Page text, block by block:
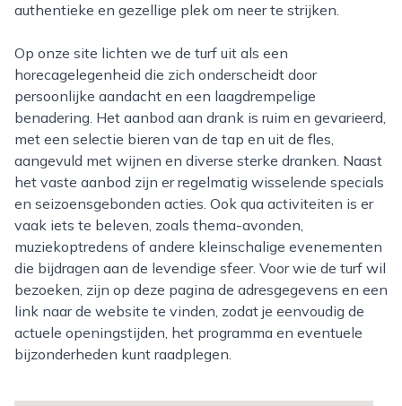
authentieke en gezellige plek om neer te strijken.
Op onze site lichten we de turf uit als een
horecagelegenheid die zich onderscheidt door
persoonlijke aandacht en een laagdrempelige
benadering. Het aanbod aan drank is ruim en gevarieerd,
met een selectie bieren van de tap en uit de fles,
aangevuld met wijnen en diverse sterke dranken. Naast
het vaste aanbod zijn er regelmatig wisselende specials
en seizoensgebonden acties. Ook qua activiteiten is er
vaak iets te beleven, zoals thema-avonden,
muziekoptredens of andere kleinschalige evenementen
die bijdragen aan de levendige sfeer. Voor wie de turf wil
bezoeken, zijn op deze pagina de adresgegevens en een
link naar de website te vinden, zodat je eenvoudig de
actuele openingstijden, het programma en eventuele
bijzonderheden kunt raadplegen.